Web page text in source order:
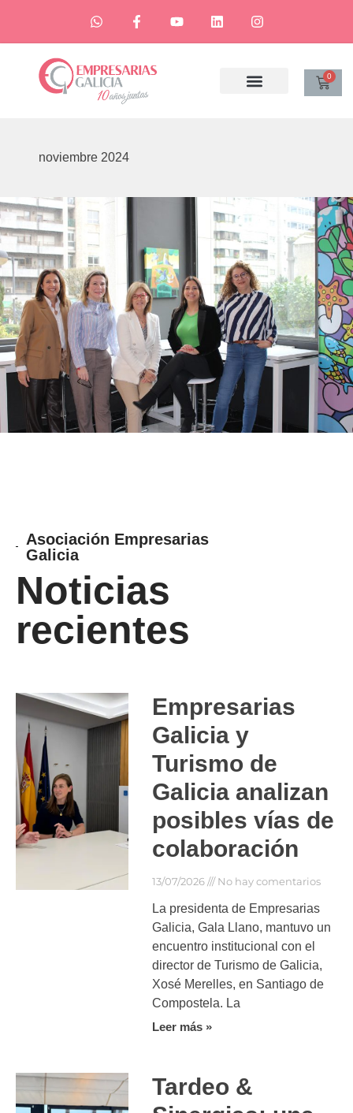
0
noviembre 2024
Asociación Empresarias
Galicia
Noticias
recientes
Empresarias
Galicia y
Turismo de
Galicia analizan
posibles vías de
colaboración
13/07/2026 No hay comentarios
La presidenta de Empresarias
Galicia, Gala Llano, mantuvo un
encuentro institucional con el
director de Turismo de Galicia,
Xosé Merelles, en Santiago de
Compostela. La
Leer más »
Tardeo &